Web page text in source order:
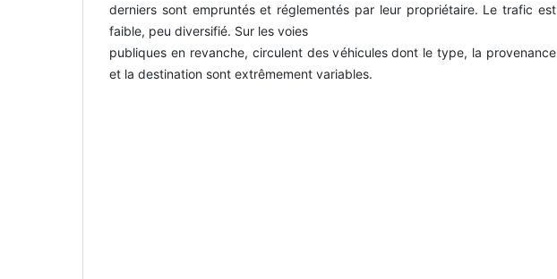
derniers sont empruntés et réglementés par leur propriétaire. Le trafic est
faible, peu diversifié. Sur les voies
publiques en revanche, circulent des véhicules dont le type, la provenance
et la destination sont extrêmement variables.